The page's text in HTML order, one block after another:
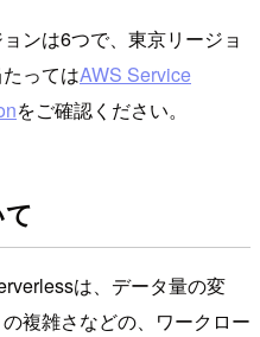
ンは6つで、東京リージョ
ってはAWS Service
をご確認ください。
は、データ量の変
複雑さなどの、ワークロー